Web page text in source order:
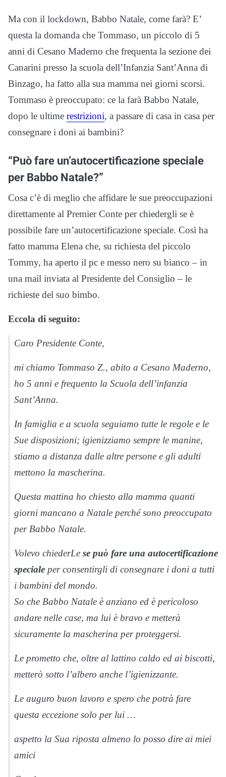
Ma con il lockdown, Babbo Natale, come farà? E’
questa la domanda che Tommaso, un piccolo di 5
anni di Cesano Maderno che frequenta la sezione dei
Canarini presso la scuola dell’Infanzia Sant’Anna di
Binzago, ha fatto alla sua mamma nei giorni scorsi.
Tommaso è preoccupato: ce la farà Babbo Natale,
dopo le ultime restrizioni, a passare di casa in casa per
consegnare i doni ai bambini?
“Può fare un’autocertificazione speciale
per Babbo Natale?”
Cosa c’è di meglio che affidare le sue preoccupazioni
direttamente al Premier Conte per chiedergli se è
possibile fare un’autocertificazione speciale. Così ha
fatto mamma Elena che, su richiesta del piccolo
Tommy, ha aperto il pc e messo nero su bianco – in
una mail inviata al Presidente del Consiglio – le
richieste del suo bimbo.
Eccola di seguito:
Caro Presidente Conte,
mi chiamo Tommaso Z., abito a Cesano Maderno,
ho 5 anni e frequento la Scuola dell’infanzia
Sant’Anna.
In famiglia e a scuola seguiamo tutte le regole e le
Sue disposizioni; igienizziamo sempre le manine,
stiamo a distanza dalle altre persone e gli adulti
mettono la mascherina.
Questa mattina ho chiesto alla mamma quanti
giorni mancano a Natale perché sono preoccupato
per Babbo Natale.
Volevo chiederLe se può fare una autocertificazione
speciale per consentirgli di consegnare i doni a tutti
i bambini del mondo.
So che Babbo Natale è anziano ed è pericoloso
andare nelle case, ma lui è bravo e metterà
sicuramente la mascherina per proteggersi.
Le prometto che, oltre al lattino caldo ed ai biscotti,
metterò sotto l’albero anche l’igienizzante.
Le auguro buon lavoro e spero che potrà fare
questa eccezione solo per lui …
aspetto la Sua riposta almeno lo posso dire ai miei
amici